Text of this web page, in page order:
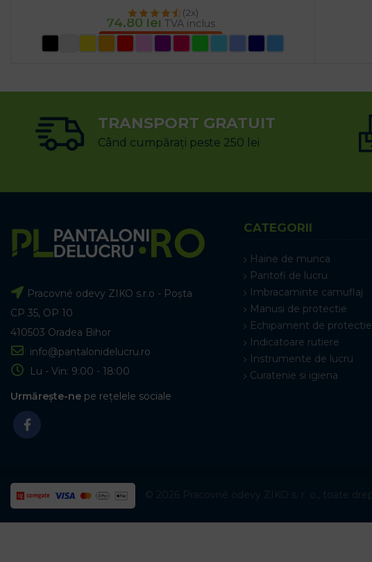
(2x)
74.80lei TVA inclus
TRANSPORT GRATUIT
Când cumpărați peste 250 lei
Pracovné odevy ZIKO s.r.o - Poșta
CP 35, OP 10
410503 Oradea Bihor
info@pantalonidelucru.ro
Lu - Vin: 9:00 - 18:00
Urmărește-ne pe rețelele sociale
CATEGORII
Haine de munca
Pantofi de lucru
Imbracaminte camuflaj
Manusi de protectie
Echipament de protectie
Indicatoare rutiere
Instrumente de lucru
Curatenie si igiena